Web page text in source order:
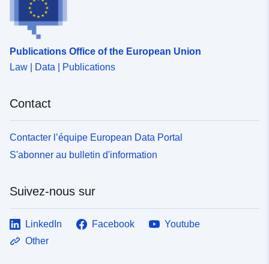
Publications Office of the European Union
Law | Data | Publications
Contact
Contacter l’équipe European Data Portal
S'abonner au bulletin d'information
Suivez-nous sur
LinkedIn Facebook
Youtube
Other